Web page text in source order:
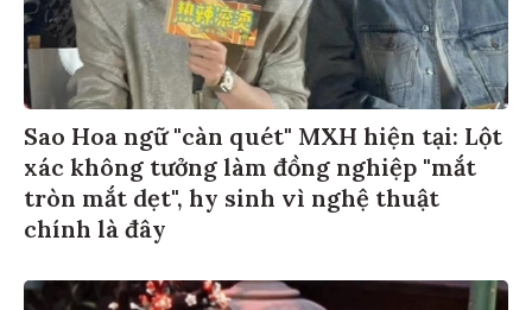
Sao Hoa ngữ "càn quét" MXH hiện tại: Lột
xác không tưởng làm đồng nghiệp "mắt
tròn mắt dẹt", hy sinh vì nghệ thuật
chính là đây